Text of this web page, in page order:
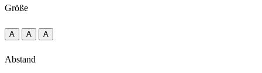
Größe
A A A
Abstand